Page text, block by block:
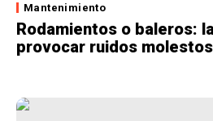
Mantenimiento
Rodamientos o baleros:
provocar ruidos